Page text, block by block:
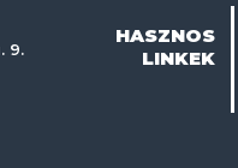
9.
HASZNOS
LINKEK